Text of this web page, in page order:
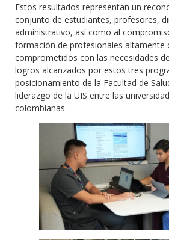
Estos resultados representan un
conjunto de estudiantes, profesores,
administrativo, así como al
formación de profesionales altamente
comprometidos con las necesidades
logros alcanzados por estos tres
posicionamiento de la Facultad de
liderazgo de la UIS entre las
colombianas.